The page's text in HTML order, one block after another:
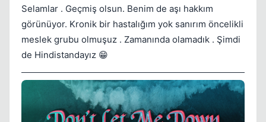
Selamlar . Geçmiş olsun. Benim de aşı hakkım
görünüyor. Kronik bir hastalığım yok sanırım öncelikli
meslek grubu olmuşuz . Zamanında olamadık . Şimdi
de Hindistandayız 😁